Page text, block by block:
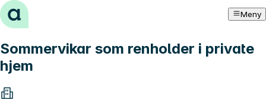
Hopp til innhold Meny
Sommervikar som renholder i private
hjem